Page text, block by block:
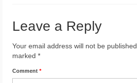
Indonēzija
Par Mums
Leave a Reply
Your email address will not be published.
marked *
Comment *